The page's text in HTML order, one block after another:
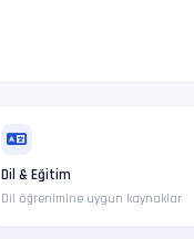
Dil & Eğitim
Dil öğrenimine uygun kaynaklar